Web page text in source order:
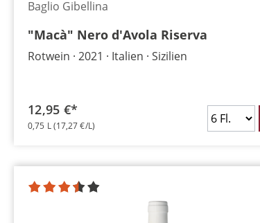
Baglio Gibellina
"Macà" Nero d'Avola Riserva
Rotwein 2021 Italien Sizilien
12,95 €*
0,75 L(17,27 €/L)